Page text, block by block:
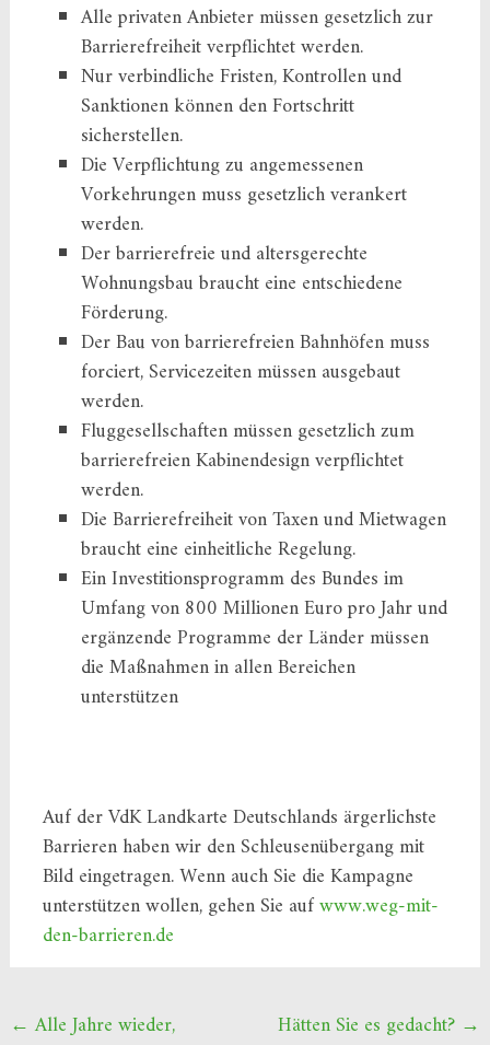
Alle privaten Anbieter müssen gesetzlich zur
Barrierefreiheit verpflichtet werden.
Nur verbindliche Fristen, Kontrollen und
Sanktionen können den Fortschritt
sicherstellen.
Die Verpflichtung zu angemessenen
Vorkehrungen muss gesetzlich verankert
werden.
Der barrierefreie und altersgerechte
Wohnungsbau braucht eine entschiedene
Förderung.
Der Bau von barrierefreien Bahnhöfen muss
forciert, Servicezeiten müssen ausgebaut
werden.
Fluggesellschaften müssen gesetzlich zum
barrierefreien Kabinendesign verpflichtet
werden.
Die Barrierefreiheit von Taxen und Mietwagen
braucht eine einheitliche Regelung.
Ein Investitionsprogramm des Bundes im
Umfang von 800 Millionen Euro pro Jahr und
ergänzende Programme der Länder müssen
die Maßnahmen in allen Bereichen
unterstützen
Auf der VdK Landkarte Deutschlands ärgerlichste
Barrieren haben wir den Schleusenübergang mit
Bild eingetragen. Wenn auch Sie die Kampagne
unterstützen wollen, gehen Sie aufwww.weg-mit-
den-barrieren.de
Beitragsnavigation
← Alle Jahre wieder,
Hätten Sie es gedacht? →